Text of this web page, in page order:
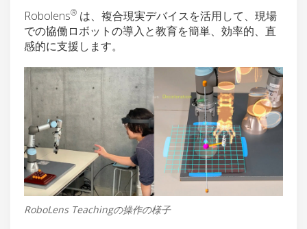
Robolens® は、複合現実デバイスを活用して、現場
での協働ロボットの導入と教育を簡単、効率的、直
感的に支援します。
RoboLens Teachingの操作の様子